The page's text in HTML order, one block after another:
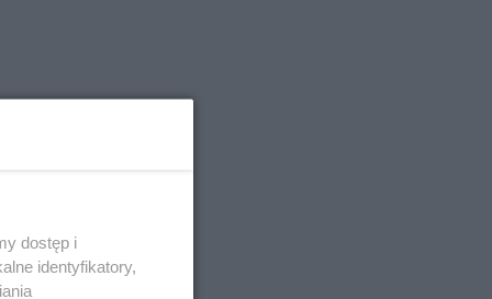
dostęp i
identyfikatory,